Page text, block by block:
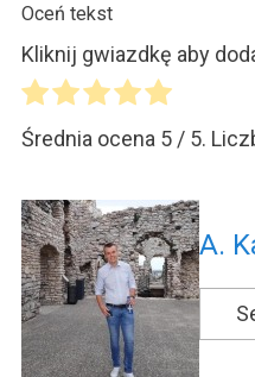
Oceń tekst
Kliknij gwiazdkę aby
Średnia ocena 5/ 5.
A.